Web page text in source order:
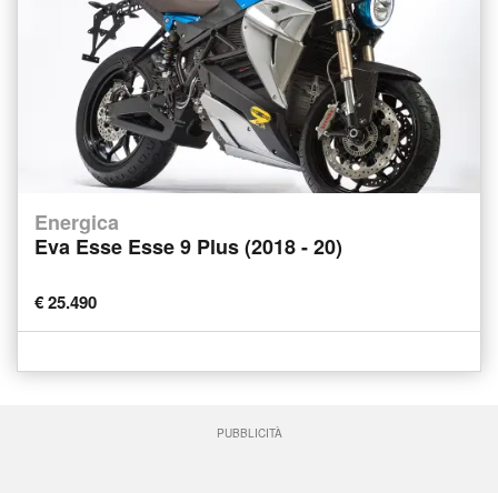
Energica
Eva Esse Esse 9 Plus (2018 - 20)
€ 25.490
PUBBLICITÀ